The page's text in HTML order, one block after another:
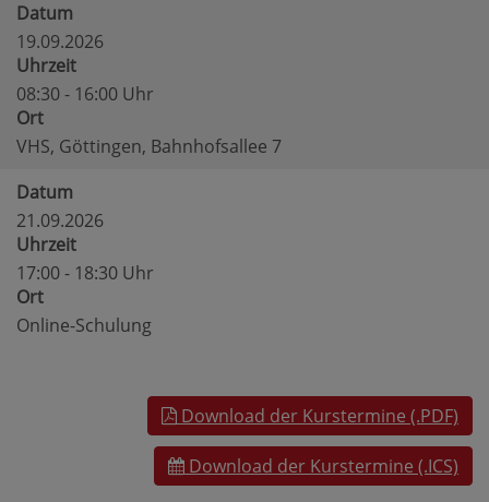
Datum
19.09.2026
Uhrzeit
08:30 - 16:00 Uhr
Ort
VHS, Göttingen, Bahnhofsallee 7
Datum
21.09.2026
Uhrzeit
17:00 - 18:30 Uhr
Ort
Online-Schulung
Download der Kurstermine (.PDF)
Download der Kurstermine (.ICS)